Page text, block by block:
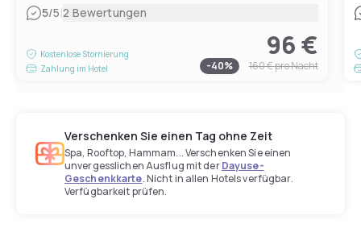
5/5|2 Bewertungen
Kostenlose Stornierung
Zahlung im Hotel
96 €
-40% 160 €pro Nacht
Verschenken Sie einen Tag ohne Zeit
Spa, Rooftop, Hammam... Verschenken Sie einen
unvergesslichen Ausflug mit derDayuse-
Geschenkkarte. Nicht in allen Hotels verfügbar.
Verfügbarkeit prüfen.